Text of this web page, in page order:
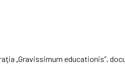
„Gravissimum educationis”,